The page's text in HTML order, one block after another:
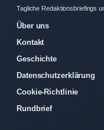
Tagliche Redaktionsbriefings
Über uns
Kontakt
Geschichte
Datenschutzerklärung
Cookie-Richtlinie
Rundbrief